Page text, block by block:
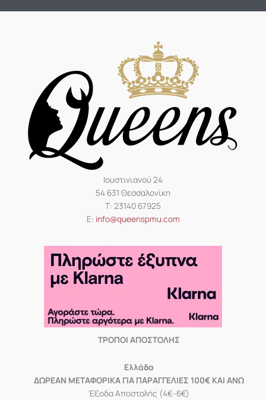
Ιουστινιανού 24
54 631 Θεσσαλονίκη
Τ: 23140 67925
Ε: info@queenspmu.com
ΤΡΟΠΟΙ ΑΠΟΣΤΟΛΗΣ
Eλλάδα
ΔΩΡΕΑΝ ΜΕΤΑΦΟΡΙΚΑ ΓΙΑ ΠΑΡΑΓΓΕΛΙΕΣ 100€ ΚΑΙ ΑΝΩ
Έξοδα Αποστολής (4€-6€)